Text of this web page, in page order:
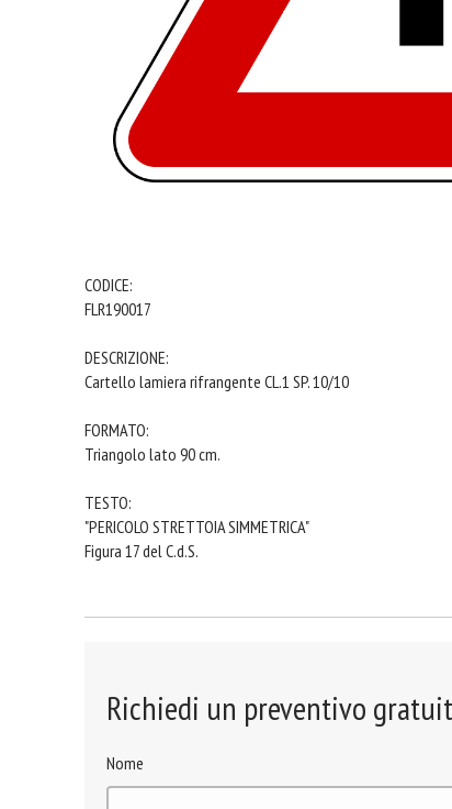
CODICE:
FLR190017
DESCRIZIONE:
Cartello lamiera rifrangente CL.1 SP. 10/10
FORMATO:
Triangolo lato 90 cm.
TESTO:
"PERICOLO STRETTOIA SIMMETRICA"
Figura 17 del C.d.S.
Richiedi un preventivo
Nome